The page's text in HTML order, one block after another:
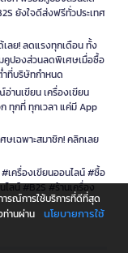
ยังใจดีส่งฟรีทั่วประเทศ
เลย! ลดแรงทุกเดือน ทั้ง
คูปองส่วนลดพิเศษเมื่อซื้อ
ำที่บริษัทกำหนด
านเขียน เครื่องเขียน
ทุกที่ ทุกเวลา แค่มี App
ษเฉพาะสมาชิก! คลิกเลย
เครื่องเขียนออนไลน์ #ซื้อ
ลน์ #B2S #ร้านเครื่อง
ารณ์การใช้บริการที่ดีที่สุด
ท่านผ่าน
นโยบายการใช้